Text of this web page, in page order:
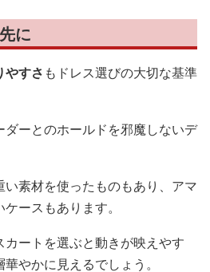
に
やすさ もドレス選びの大切な基準
ーとのホールドを邪魔しないデ
素材を使ったものもあり、アマ
ースもあります。
ートを選ぶと動きが映えやす
やかに見えるでしょう。